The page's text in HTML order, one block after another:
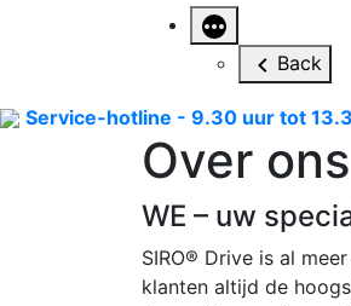
More
Back
Service-hotline - 9.30 uur tot
Over ons
WE – uw
SIRO® Drive is al
klanten altijd de